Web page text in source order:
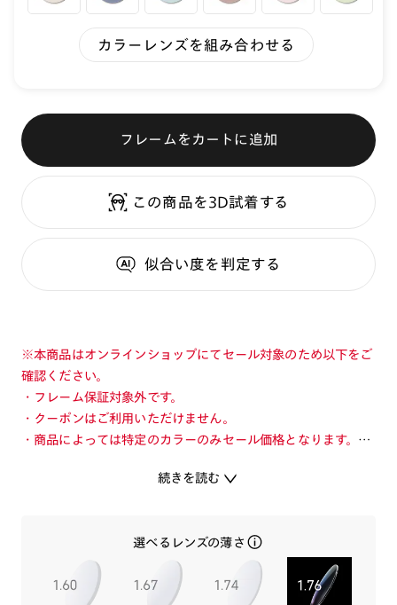
カラーレンズを組み合わせる
フレームをカートに追加
この商品を3D試着する
似合い度を判定する
※本商品はオンラインショップにてセール対象のため以下をご
確認ください。
・フレーム保証対象外です。
・クーポンはご利用いただけません。
・商品によっては特定のカラーのみセール価格となります。カ
・店舗とオンラインショップで価格が異なる場合があります。
個性的な玉型ながら細身のリムで様々なコーディネートに合わ
せやすいメタルフレーム。
続きを読む
選べるレンズの薄さ